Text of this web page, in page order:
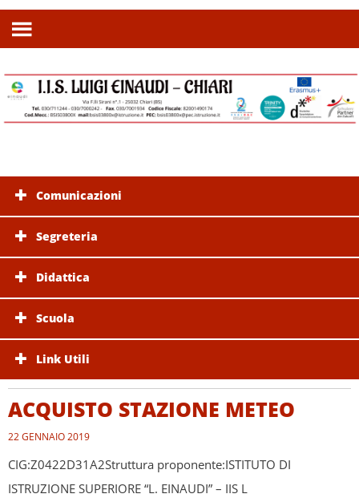
Comunicazioni
Segreteria
Didattica
Scuola
Link Utili
ACQUISTO STAZIONE METEO
22 GENNAIO 2019
CIG:Z0422D31A2Struttura proponente:ISTITUTO DI
ISTRUZIONE SUPERIORE “L. EINAUDI” – IIS L